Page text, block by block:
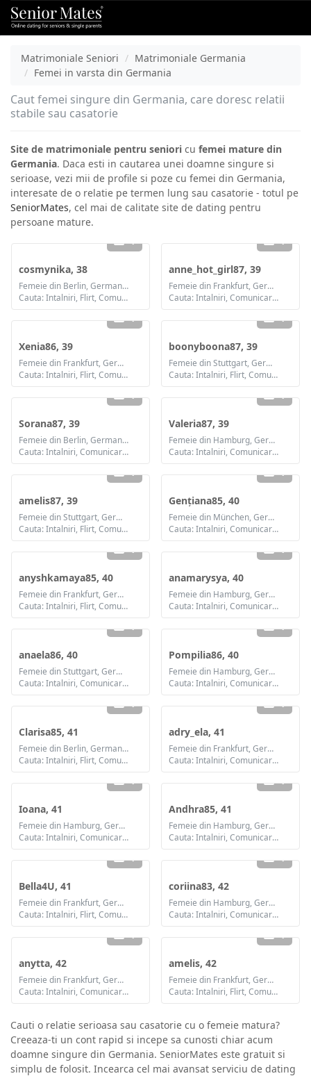
Matrimoniale Seniori
Matrimoniale Germania
Femei in varsta din Germania
Caut femei singure din Germania, care doresc relatii
stabile sau casatorie
Site de matrimoniale pentru seniori cu femei mature din
Germania. Daca esti in cautarea unei doamne singure si
serioase, vezi mii de profile si poze cu femei din Germania,
interesate de o relatie pe termen lung sau casatorie - totul pe
SeniorMates, cel mai de calitate site de dating pentru
persoane mature.
1
cosmynika, 38
Femeie din Berlin, Germania
Cauta: Intalniri, Flirt, Comunicare / chat, Prietenie, Casatorie
1
anne_hot_girl87, 39
Femeie din Frankfurt, Germania
Cauta: Intalniri, Comunicare / chat, Prietenie, Casatorie
1
Xenia86, 39
Femeie din Frankfurt, Germania
Cauta: Intalniri, Flirt, Comunicare / chat, Prietenie, Casatorie
1
boonyboona87, 39
Femeie din Stuttgart, Germania
Cauta: Intalniri, Flirt, Comunicare / chat, Prietenie, Casatorie
1
Sorana87, 39
Femeie din Berlin, Germania
Cauta: Intalniri, Comunicare / chat, Prietenie, Casatorie
1
Valeria87, 39
Femeie din Hamburg, Germania
Cauta: Intalniri, Comunicare / chat, Prietenie
1
amelis87, 39
Femeie din Stuttgart, Germania
Cauta: Intalniri, Flirt, Comunicare / chat, Prietenie, Casatorie
1
Gențiana85, 40
Femeie din München, Germania
Cauta: Intalniri, Comunicare / chat, Prietenie, Casatorie
1
anyshkamaya85, 40
Femeie din Frankfurt, Germania
Cauta: Intalniri, Flirt, Comunicare / chat, Prietenie, Casatorie
1
anamarysya, 40
Femeie din Hamburg, Germania
Cauta: Intalniri, Comunicare / chat, Prietenie, Casatorie
1
anaela86, 40
Femeie din Stuttgart, Germania
Cauta: Intalniri, Comunicare / chat, Prietenie, Casatorie
1
Pompilia86, 40
Femeie din Hamburg, Germania
Cauta: Intalniri, Comunicare / chat, Prietenie, Casatorie
1
Clarisa85, 41
Femeie din Berlin, Germania
Cauta: Intalniri, Flirt, Comunicare / chat, Prietenie, Casatorie
1
adry_ela, 41
Femeie din Frankfurt, Germania
Cauta: Intalniri, Comunicare / chat, Prietenie, Casatorie
1
Ioana, 41
Femeie din Hamburg, Germania
Cauta: Intalniri, Comunicare / chat, Prietenie, Casatorie
1
Andhra85, 41
Femeie din Hamburg, Germania
Cauta: Intalniri, Comunicare / chat, Prietenie, Casatorie
1
Bella4U, 41
Femeie din Frankfurt, Germania
Cauta: Intalniri, Flirt, Comunicare / chat, Prietenie, Casatorie
1
coriina83, 42
Femeie din Hamburg, Germania
Cauta: Intalniri, Comunicare / chat, Prietenie, Casatorie
1
anytta, 42
Femeie din Frankfurt, Germania
Cauta: Intalniri, Comunicare / chat, Prietenie
1
amelis, 42
Femeie din Frankfurt, Germania
Cauta: Intalniri, Flirt, Comunicare / chat, Prietenie, Casatorie
Cauti o relatie serioasa sau casatorie cu o femeie matura?
Creeaza-ti un cont rapid si incepe sa cunosti chiar acum
doamne singure din Germania. SeniorMates este gratuit si
simplu de folosit. Incearca cel mai avansat serviciu de dating